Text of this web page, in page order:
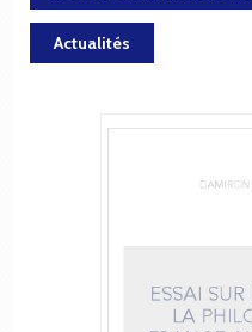
Actualités